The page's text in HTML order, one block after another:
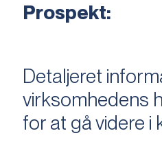
Prospekt:
Detaljeret
virksomhedens
for at gå videre